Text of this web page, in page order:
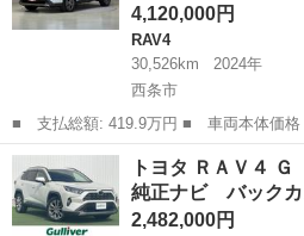
4,120,000円
RAV4
30,526km
2024年
西条市
■ 支払総額: 419.9万円 ■ 車両本体価格： 4,120,000 円 ■ メーカ
ー名： トヨタ ■ 車種名： ＲＡＶ４
ッドＧ ４ＷＤ 衝突被害軽減システ
ラ フル...
愛媛 西条市 RAV4
トヨタ ＲＡＶ４
純正ナビ バック
2,482,000円